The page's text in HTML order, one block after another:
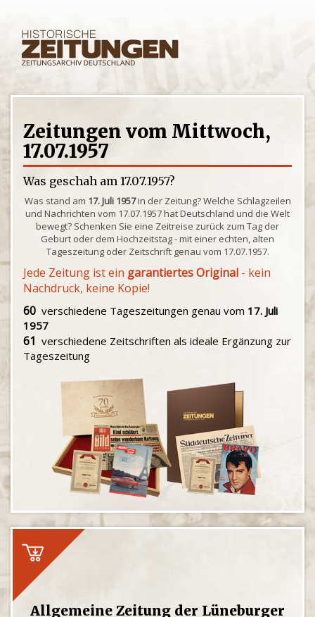
Zeitungen vom Mittwoch,
17.07.1957
Was geschah am 17.07.1957?
Was stand am 17. Juli 1957in der Zeitung? Welche Schlagzeilen
und Nachrichten vom 17.07.1957 hat Deutschland und die Welt
bewegt? Schenken Sie eine Zeitreise zurück zum Tag der
Geburt oder dem Hochzeitstag - mit einer echten, alten
Tageszeitung oder Zeitschrift genau vom 17.07.1957.
Jede Zeitung ist ein garantiertes Original - kein
Nachdruck, keine Kopie!
60 verschiedene Tageszeitungen genau vom 17. Juli
1957
61 verschiedene Zeitschriften als ideale Ergänzung zur
Tageszeitung
Allgemeine Zeitung der Lüneburger